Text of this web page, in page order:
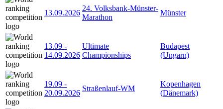
13.09.2026
24. Volksbank-Münster-
Marathon
Münster
13.09 -
14.09.2026
Ultimate
Championships
Budapest
(Ungarn)
19.09 -
20.09.2026
Straßenlauf-WM
Kopenhagen
(Dänemark)